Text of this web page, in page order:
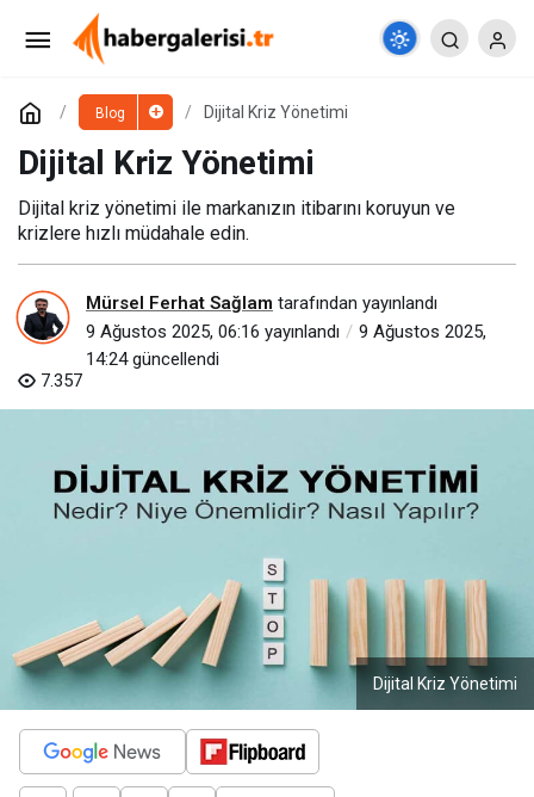
Blog Dijital Kriz Yönetimi
Dijital Kriz Yönetimi
Dijital kriz yönetimi ile markanızın itibarını koruyun ve
krizlere hızlı müdahale edin.
Mürsel Ferhat Sağlam tarafından yayınlandı
9 Ağustos 2025, 06:16 yayınlandı
9 Ağustos 2025,
14:24güncellendi
7.357
Dijital Kriz Yönetimi
Online İtibar Yönetimi
Yorum Yap